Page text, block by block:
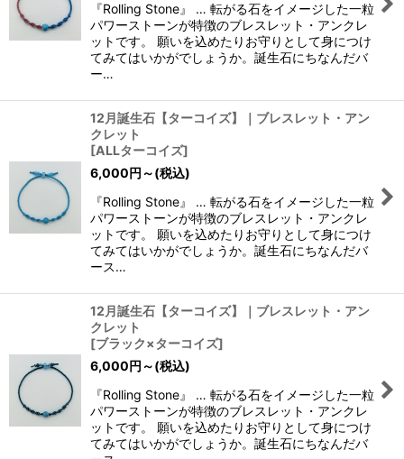
『Rolling Stone』 … 転がる石をイメージした一粒
パワーストーンが特徴のブレスレット・アンクレ
ットです。 願いを込めたりお守りとして身につけ
てみてはいかがでしょうか。誕生石にちなんだバ
ー…
12月誕生石【ターコイズ】｜ブレスレット・アン
クレット
[ALLターコイズ]
6,000円 ～(税込)
『Rolling Stone』 … 転がる石をイメージした一粒
パワーストーンが特徴のブレスレット・アンクレ
ットです。 願いを込めたりお守りとして身につけ
てみてはいかがでしょうか。誕生石にちなんだバ
ース…
12月誕生石【ターコイズ】｜ブレスレット・アン
クレット
[ブラック×ターコイズ]
6,000円 ～(税込)
『Rolling Stone』 … 転がる石をイメージした一粒
パワーストーンが特徴のブレスレット・アンクレ
ットです。 願いを込めたりお守りとして身につけ
てみてはいかがでしょうか。誕生石にちなんだバ